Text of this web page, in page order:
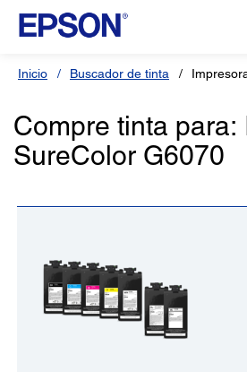
Inicio Buscador de tinta
Compre tinta para:
SureColor G6070